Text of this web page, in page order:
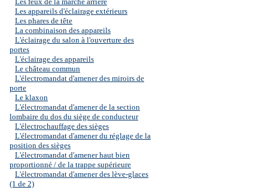
Les appareils d'éclairage extérieurs
Les phares de tête
La combinaison des appareils
L'éclairage du salon à l'ouverture des
portes
L'éclairage des appareils
Le château commun
L'électromandat d'amener des miroirs de
porte
Le klaxon
L'électromandat d'amener de la section
lombaire du dos du siège de conducteur
L'électrochauffage des sièges
L'électromandat d'amener du réglage de la
position des sièges
L'électromandat d'amener haut bien
proportionné / de la trappe supérieure
L'électromandat d'amener des lève-glaces
(1 de 2)